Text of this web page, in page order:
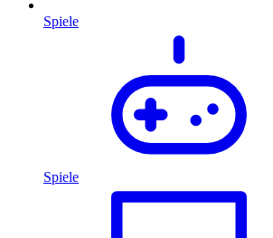
Spiele
Spiele